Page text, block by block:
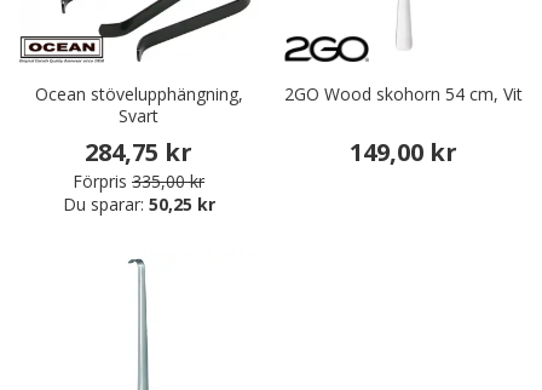
Ocean stövelupphängning,
Svart
284,75 kr
Förpris 335,00 kr
Du sparar: 50,25 kr
2GO Wood skohorn 54 cm, Vit
149,00 kr